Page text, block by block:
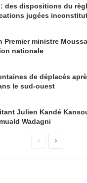
des dispositions du
jugées
Premier ministre
nationale
de déplacés
le sud-ouest
Julien Kandé
Wadagni